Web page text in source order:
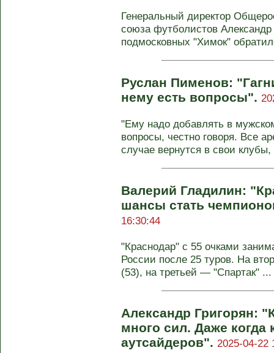
Генеральный директор
союза футболистов Александр
подмосковных "Химок"
Руслан Пименов:
нему есть вопросы".
"Ему надо добавлять в
вопросы, честно говоря. Все
случае вернутся в свои клубы,
Валерий Гладилин:
шансы стать
16:30:44
"Краснодар" с 55 очками
России после 25 туров. На
(53), на третьей — "Спартак" ...
Александр Григорян:
много сил. Даже
аутсайдеров". 2025-04-22